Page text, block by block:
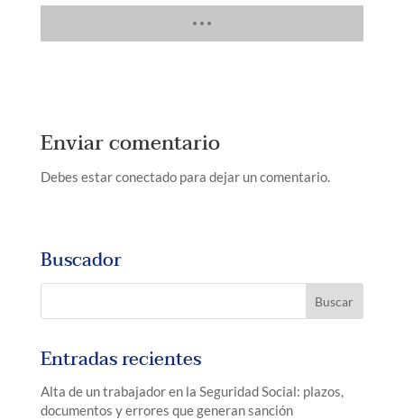
Enviar comentario
Debes estar conectado para dejar un comentario.
Buscador
Entradas recientes
Alta de un trabajador en la Seguridad Social: plazos,
documentos y errores que generan sanción